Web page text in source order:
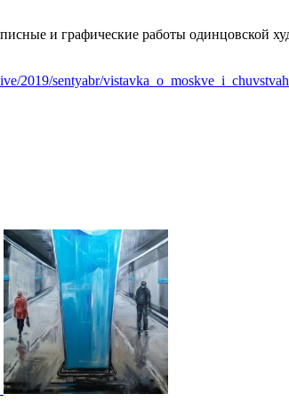
и графические работы
2019/sentyabr/